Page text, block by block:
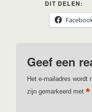
DIT DELEN:
Geef een
Het e-mailadres wordt
zijn gemarkeerd met*